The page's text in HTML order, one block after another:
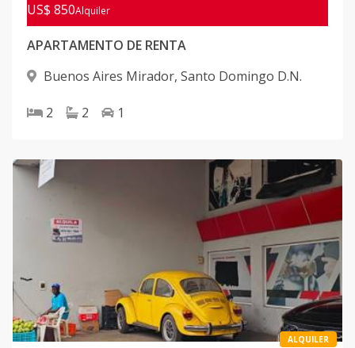
US$ 850Alquiler
APARTAMENTO DE RENTA
Buenos Aires Mirador, Santo Domingo D.N.
2 2 1
ALQUILER